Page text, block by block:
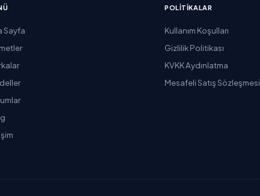
Sayfa
POLITIKALAR
Kullanım Koşulları
Gizlilik Politikası
KVKK Aydınlatma
Mesafeli Satış Sözleşmesi